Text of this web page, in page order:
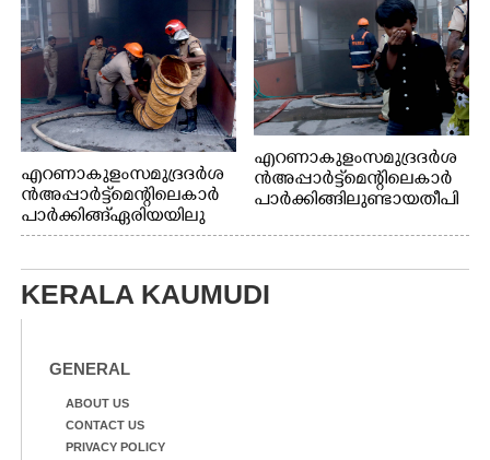
എറണാകുളം സമുദ്ര ദർശ
ൻ അപ്പാർട്ട്മെന്റിലെ കാർ
പാർക്കിങ്ങ് ഏരിയയിലു
ണ്ടായ തീപിടിത്തം അണ
എറണാകുളം സമുദ്ര ദർശ
ൻ അപ്പാർട്ട്മെന്റിലെ കാർ
പാർക്കിങ്ങിലുണ്ടായ തീപി
കാരണം സമീപത്ത് കൂടി
കുട്ടി
KERALA KAUMUDI
GENERAL
ABOUT US
CONTACT US
PRIVACY POLICY